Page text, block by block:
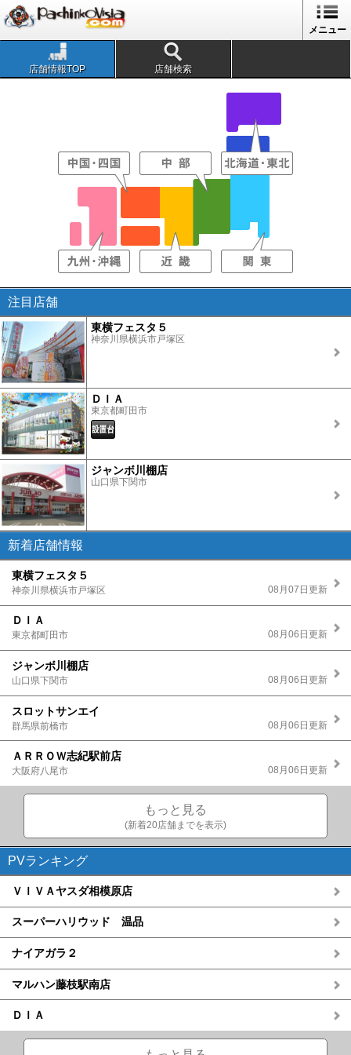
メニュー
店舗情報TOP 店舗検索
注目店舗
東横フェスタ５
神奈川県横浜市戸塚区
ＤＩＡ
東京都町田市
ジャンボ川棚店
山口県下関市
新着店舗情報
東横フェスタ５
神奈川県横浜市戸塚区 08月07日更新
ＤＩＡ
東京都町田市 08月06日更新
ジャンボ川棚店
山口県下関市 08月06日更新
スロットサンエイ
群馬県前橋市 08月06日更新
ＡＲＲＯＷ志紀駅前店
大阪府八尾市 08月06日更新
もっと見る
(新着20店舗までを表示)
PVランキング
ＶＩＶＡヤスダ相模原店
スーパーハリウッド 温品
ナイアガラ２
マルハン藤枝駅南店
ＤＩＡ